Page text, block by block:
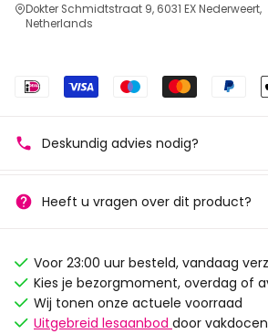
Dokter Schmidtstraat 9, 6031 EX Nederweert,
Netherlands
Deskundig advies nodig?
Heeft u vragen over dit product?
Voor 23:00 uur besteld, vandaag
Kies je bezorgmoment, overdag of
Wij tonen onze actuele voorraad
Uitgebreid lesaanbod door